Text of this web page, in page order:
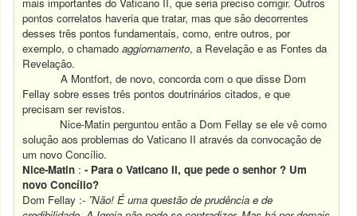
pontos correlatos haveria que tratar, mas que são decorrentes
desses três pontos fundamentais, como, entre outros, por
exemplo, o chamadoaggiornamento, a Revelação e as Fontes da
Revelação.
A Montfort, de novo, concorda com o que disse Dom
Fellay sobre esses três pontos doutrinários citados, e que
precisam ser revistos.
Nice-Matin perguntou então a Dom Fellay se ele vê como
solução aos problemas do Vaticano II através da convocação de
um novo Concílio.
Nice-Matin :- Para o Vaticano II, que pede o senhor ? Um
novo Concílio?
Dom Fellay :- ”Não! É uma questão de prudência e de